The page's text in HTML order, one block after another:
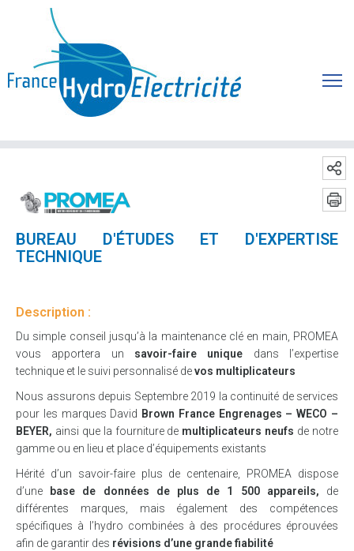
BUREAU D'ÉTUDES ET D'EXPERTISE
TECHNIQUE
Description :
Du simple conseil jusqu’à la maintenance clé en main, PROMEA
vous apportera un savoir-faire unique dans l’expertise
technique et le suivi personnalisé devos multiplicateurs
Nous assurons depuis Septembre 2019 la continuité de services
pour les marques David Brown France Engrenages – WECO –
BEYER, ainsi que la fourniture de multiplicateurs neufs de notre
gamme ou en lieu et place d’équipements existants
Hérité d’un savoir-faire plus de centenaire, PROMEA dispose
d’une
base de données de plus de 1 500 appareils, de
différentes marques, mais également des compétences
spécifiques à l’hydro combinées à des procédures éprouvées
afin de garantir des révisions d’une grande fiabilité